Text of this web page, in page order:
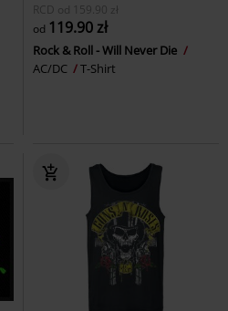
RCD
od 159.90 zł
od 119.90 zł
Rock & Roll - Will Never Die
AC/DC
T-Shirt